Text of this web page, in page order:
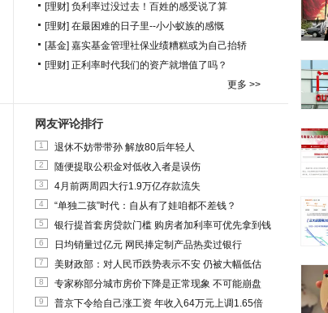
[理财] 负利率过没过去！百姓的感受说了算
[理财] 在最困难的日子里--小小蚁族的感慨
[基金] 嘉实基金管理社保业绩糟糕或为自己抬轿
[理财] 正利率时代我们的资产就增值了吗？
更多 >>
网友评论排行
1 退休不妨带带孙 解放80后年轻人
2 随便提取公积金对低收入者是误伤
3 4月前两周四大行1.9万亿存款流失
4 “单独二孩”时代：自从有了娃咱都不差钱？
5 银行提首套房贷款门槛 购房者加利率可优先拿到钱
6 日均销量过亿元 网民捧定制产品热卖过银行
7 美财政部：对人民币跌势表示不安 仍被大幅低估
8 专家称部分城市房价下降是正常现象 不可能崩盘
9 普京下令给自己涨工资 年收入64万元上调1.65倍